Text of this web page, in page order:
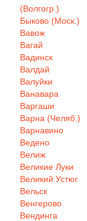
(Волгогр.)
Быково (Моск.)
Вавож
Вагай
Вадинск
Валдай
Валуйки
Ванавара
Варгаши
Варна (Челяб.)
Варнавино
Ведено
Велиж
Великие Луки
Великий Устюг
Вельск
Венгерово
Вендинга